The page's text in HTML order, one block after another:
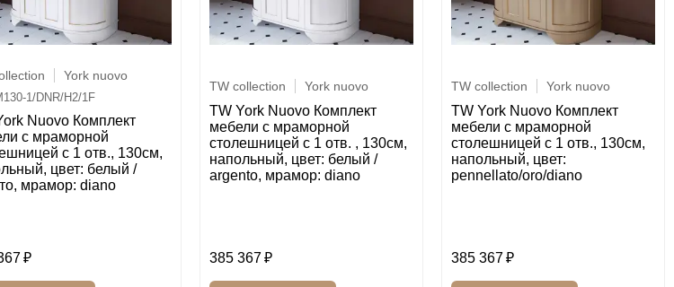
York nuovo
1/DNR/H2/1F
Nuovo Комплект
с мраморной
с 1 отв., 130см,
цвет: белый /
мрамор: diano
TW collection York nuovo
TW York Nuovo Комплект
мебели с мраморной
столешницей с 1 отв. , 130см,
напольный, цвет: белый /
argento, мрамор: diano
385 367
TW collection York nuovo
TW York Nuovo Комплект
мебели с мраморной
столешницей с 1 отв., 130см,
напольный, цвет:
pennellato/oro/diano
385 367